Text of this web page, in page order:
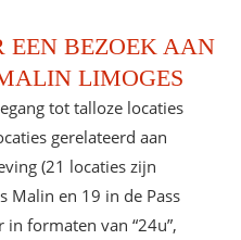
EEN BEZOEK AAN
LIMOGES
tot talloze locaties
gerelateerd aan
(21 locaties zijn
Malin en 19 in de Pass
formaten van “24u”,